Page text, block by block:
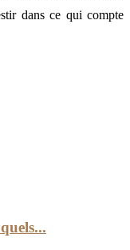
dans ce qui compte